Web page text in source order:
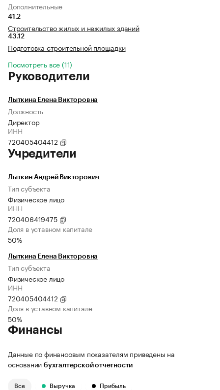
Дополнительные
41.2
Строительство жилых и нежилых зданий
43.12
Подготовка строительной площадки
Посмотреть все (11)
Руководители
Лыткина Елена Викторовна
Должность
Директор
ИНН
720405404412
Учредители
Лыткин Андрей Викторович
Тип субъекта
Физическое лицо
ИНН
720406419475
Доля в уставном капитале
50%
Лыткина Елена Викторовна
Тип субъекта
Физическое лицо
ИНН
720405404412
Доля в уставном капитале
50%
Финансы
Данные по финансовым показателям приведены на
основании бухгалтерской отчетности
Все Выручка Прибыль